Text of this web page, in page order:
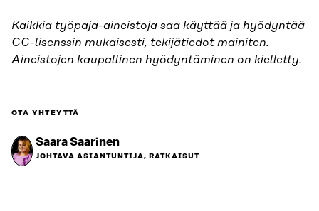
Kaikkia työpaja-aineistoja saa käyttää ja hyödyntää
CC-lisenssin mukaisesti, tekijätiedot mainiten.
Aineistojen kaupallinen hyödyntäminen on kielletty.
OTA YHTEYTTÄ
Saara Saarinen
JOHTAVA ASIANTUNTIJA, RATKAISUT